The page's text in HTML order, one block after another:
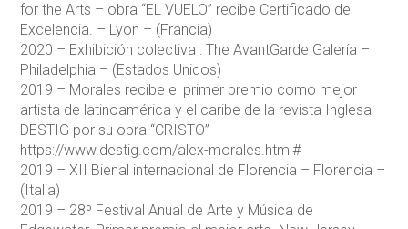
for the Arts – obra “EL VUELO” recibe Certificado de
Excelencia. – Lyon – (Francia)
2020 – Exhibición colectiva : The AvantGarde Galería –
Philadelphia – (Estados Unidos)
2019 – Morales recibe el primer premio como mejor
artista de latinoamérica y el caribe de la revista Inglesa
DESTIG por su obra “CRISTO”
https://www.destig.com/alex-morales.html#
2019 – XII Bienal internacional de Florencia – Florencia –
(Italia)
2019 – 28º Festival Anual de Arte y Música de